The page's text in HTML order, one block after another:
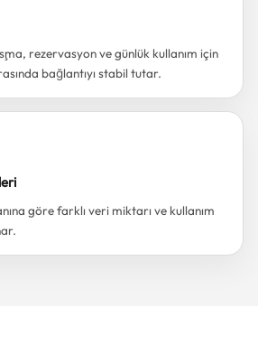
rezervasyon ve günlük kullanım için
bağlantıyı stabil tutar.
göre farklı veri miktarı ve kullanım